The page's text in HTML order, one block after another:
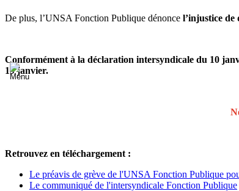
De plus, l’UNSA Fonction Publique dénonce l’injustice
Conformément à la déclaration intersyndicale du 10
19 janvier.
Retrouvez en téléchargement :
Le préavis de grève de l'UNSA Fonction Publique
Le communiqué de l'intersyndicale Fonction Publique